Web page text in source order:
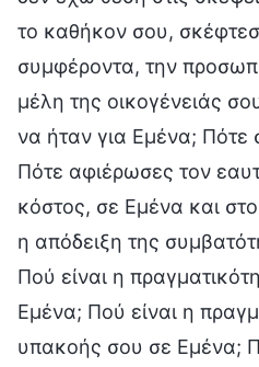
το καθήκον σου,
συμφέροντα, την
μέλη της οικογένειάς
να ήταν για Εμένα; Πότε
Πότε αφιέρωσες τον
κόστος, σε Εμένα και
η απόδειξη της
Πού είναι η
Εμένα; Πού είναι η
υπακοής σου σε Εμένα;